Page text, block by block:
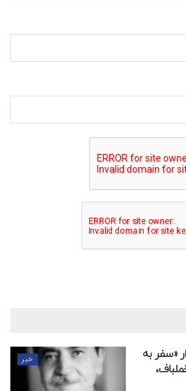
خبر
«سفر به